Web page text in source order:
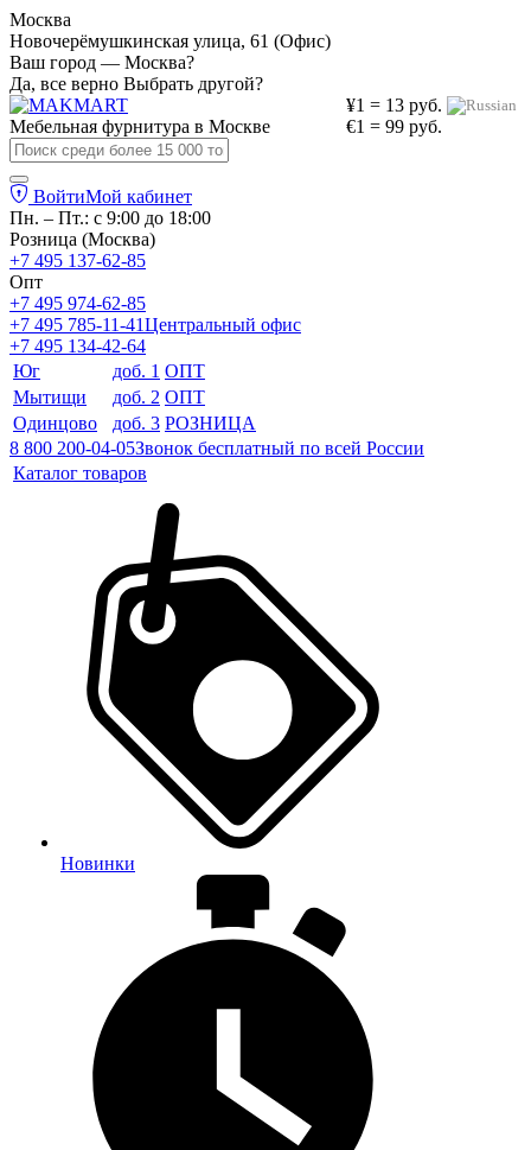
Москва
Новочерёмушкинская улица, 61 (Офис)
Ваш город — Москва?
Да, все верно Выбрать другой?
¥1 = 13 руб.
€1 = 99 руб.
Мебельная фурнитура в Москве
ВойтиМой кабинет
Пн. – Пт.: с 9:00 до 18:00
Розница (Москва)
+7 495 137-62-85
Опт
+7 495 974-62-85
+7 495 785-11-41Центральный офис
+7 495 134-42-64
Юг
доб. 1 ОПТ
Мытищи
доб. 2 ОПТ
Одинцово
доб. 3 РОЗНИЦА
8 800 200-04-05Звонок бесплатный по всей России
Каталог товаров
Новинки